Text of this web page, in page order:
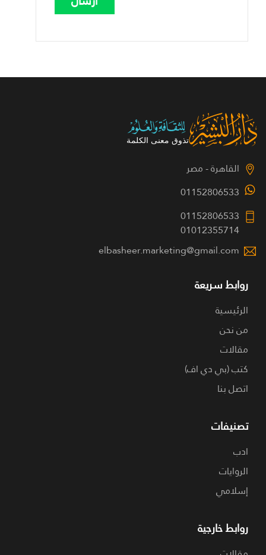
القاهرة - مصر
01152806533
01152806533
01012355714
elbasheer.marketing@gmail.com
روابط سريعة
الرئيسية
من نحن
مقالات
كتب (بي دي اف)
اتصل بنا
تصنيفات
ادب
الروايات
إسلامي
روابط خارجية